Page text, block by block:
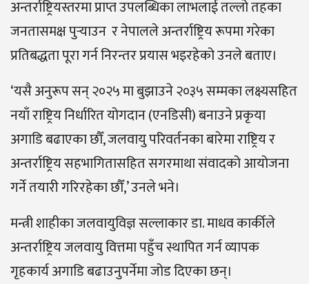
अन्तर्राष्ट्रियस्तरमा प्राप्त उपलब्धिका लाभलाई तल्लो तहका
जनतासमक्ष पुर्‍याउन र नेपालले अन्तर्राष्ट्रिय रूपमा गरेका
प्रतिबद्धता पूरा गर्न निरन्तर प्रयास भइरहेको उनले बताए।
‘यसै अनुरूप सन् २०२५ मा बुझाउने २०३५ सम्मका लक्ष्यसहित
नयाँ राष्ट्रिय निर्धारित योगदान (एनडिसी) बनाउने प्रकृया
अगाडि बढाएका छौँ, जलवायु परिवर्तनका बारेमा राष्ट्रिय र
अन्तर्राष्ट्रिय सहभागितासहित सगरमाथा संवादको आयोजना
गर्ने तयारी गरिरहेका छौँ,’ उनले भने।
मन्त्री शाहीका जलवायुविज्ञ सल्लाकार डा. माधव कार्कीले
अन्तर्राष्ट्रिय जलवायु वित्तमा पहुँच स्थापित गर्न व्यापक
गृहकार्य अगाडि बढाउनुपर्नेमा जोड दिएका छन्।